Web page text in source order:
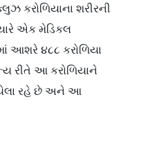
કરોળિયાના શરીરની
એક મેડિકલ
આશરે ૪૮૮ કરોળિયા
રીતે આ કરોળિયાને
રહે છે અને આ